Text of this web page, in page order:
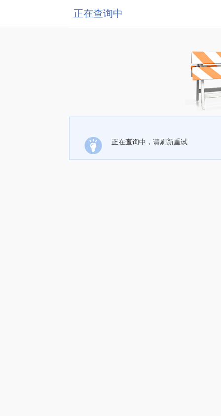
正在查询中
正在查询中，请刷新重试